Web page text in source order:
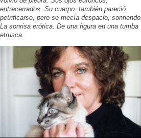
entrecerrados. Su cuerpo. también pareció
petrificarse, pero se mecía despacio, sonriendo.
La sonrisa erótica. De una figura en una tumba
etrusca.